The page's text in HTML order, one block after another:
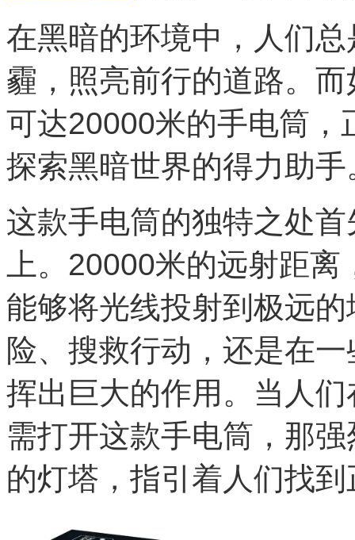
在黑暗的环境中，人们
霾，照亮前行的道路。
可达20000米的手电筒，
探索黑暗世界的得力助手
这款手电筒的独特之处
上。20000米的远射距
能够将光线投射到极远
险、搜救行动，还是在
挥出巨大的作用。当人
需打开这款手电筒，那
的灯塔，指引着人们找